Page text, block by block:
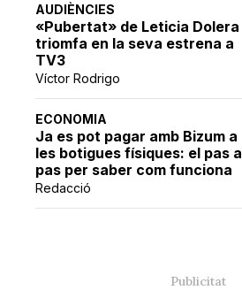
AUDIÈNCIES
«Pubertat» de Leticia Dolera
triomfa en la seva estrena a
TV3
Víctor Rodrigo
ECONOMIA
Ja es pot pagar amb Bizum a
les botigues físiques: el pas a
pas per saber com funciona
Redacció